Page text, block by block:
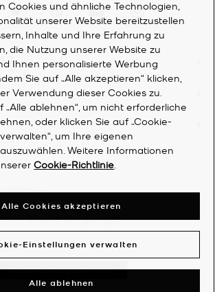
Cookie-Einstellungen verwalten
Cookies und ähnliche Technologien,
unserer Website bereitzustellen
Inhalte und Ihre Erfahrung zu
die Nutzung unserer Website zu
Ihnen personalisierte Werbung
Sie auf „Alle akzeptieren“ klicken,
Verwendung dieser Cookies zu.
„Alle ablehnen“, um nicht erforderliche
oder klicken Sie auf „Cookie-
um Ihre eigenen
Weitere Informationen
Cookie-Richtlinie
Einstellungen verwalten
Alle ablehnen
Alle Cookies akzeptieren